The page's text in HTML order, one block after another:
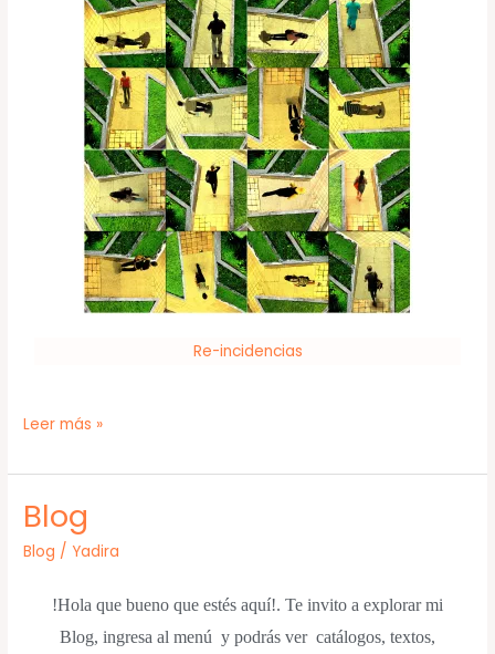
Re-incidencias
Leer más »
Blog
Blog / Yadira
!Hola que bueno que estés aquí!. Te invito a explorar mi
Blog, ingresa al menú y podrás ver catálogos, textos,
Blog